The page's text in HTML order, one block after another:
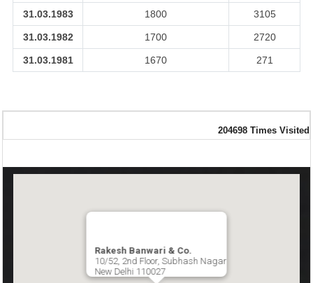
31.03.1983 1800 3105
31.03.1982 1700 2720
31.03.1981 1670 271
204698 Times Visited
Rakesh Banwari & Co.
10/52, 2nd Floor, Subhash Nagar
New Delhi 110027